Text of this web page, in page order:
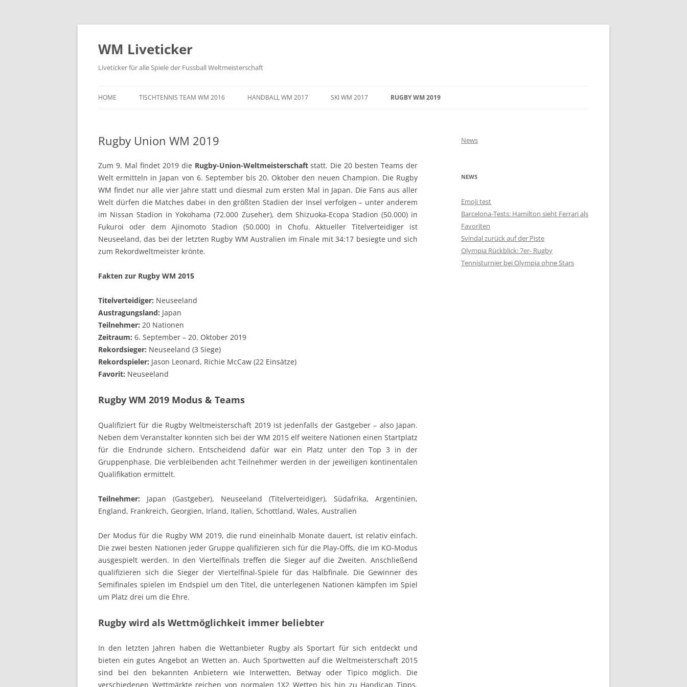
Zum
WM Liveticker
Liveticker für alle Spiele der Fussball Weltmeisterschaft
HOME TISCHTENNIS TEAM WM 2016 HANDBALL WM 2017 SKI WM 2017 RUGBY WM 2019
Rugby Union WM 2019
Zum 9. Mal findet 2019 die Rugby-Union-Weltmeisterschaftstatt. Die 20 besten Teams der
Welt ermitteln in Japan von 6. September bis 20. Oktober den neuen Champion. Die Rugby
WM findet nur alle vier Jahre statt und diesmal zum ersten Mal in Japan. Die Fans aus aller
Welt dürfen die Matches dabei in den größten Stadien der Insel verfolgen – unter anderem
im Nissan Stadion in Yokohama (72.000 Zuseher), dem Shizuoka-Ecopa Stadion (50.000) in
Fukuroi oder dem Ajinomoto Stadion (50.000) in Chofu. Aktueller Titelverteidiger ist
Neuseeland, das bei der letzten Rugby WM Australien im Finale mit 34:17 besiegte und sich
zum Rekordweltmeister krönte.
Fakten zur Rugby WM 2015
Titelverteidiger: Neuseeland
Austragungsland: Japan
Teilnehmer: 20 Nationen
Zeitraum: 6. September – 20. Oktober 2019
Rekordsieger: Neuseeland (3 Siege)
Rekordspieler: Jason Leonard, Richie McCaw (22 Einsätze)
Favorit: Neuseeland
Rugby WM 2019 Modus & Teams
Qualifiziert für die Rugby Weltmeisterschaft 2019 ist jedenfalls der Gastgeber – also Japan.
Neben dem Veranstalter konnten sich bei der WM 2015 elf weitere Nationen einen Startplatz
für die Endrunde sichern. Entscheidend dafür war ein Platz unter den Top 3 in der
Gruppenphase. Die verbleibenden acht Teilnehmer werden in der jeweiligen kontinentalen
Qualifikation ermittelt.
Teilnehmer: Japan (Gastgeber), Neuseeland (Titelverteidiger),
Südafrika, Argentinien,
England, Frankreich, Georgien, Irland, Italien, Schottland, Wales, Australien
Der Modus für die Rugby WM 2019, die rund eineinhalb Monate dauert, ist relativ einfach.
Die zwei besten Nationen jeder Gruppe qualifizieren sich für die Play-Offs, die im KO-Modus
ausgespielt werden. In den Viertelfinals treffen die Sieger auf die Zweiten. Anschließend
qualifizieren sich die Sieger der Viertelfinal-Spiele für das Halbfinale. Die Gewinner des
Semifinales spielen im Endspiel um den Titel, die unterlegenen Nationen kämpfen im Spiel
um Platz drei um die Ehre.
Rugby wird als Wettmöglichkeit immer beliebter
In den letzten Jahren haben die Wettanbieter Rugby als Sportart für sich entdeckt und
bieten ein gutes Angebot an Wetten an. Auch Sportwetten auf die Weltmeisterschaft 2015
sind bei den bekannten Anbietern wie Interwetten, Betway oder Tipico möglich. Die
verschiedenen Wettmärkte reichen von normalen 1X2 Wetten bis hin zu Handicap Tipps.
News
NEWS
Emoji test
Barcelona-Tests: Hamilton sieht Ferrari als
Favoriten
Svindal zurück auf der Piste
Olympia Rückblick: 7er- Rugby
Tennisturnier bei Olympia ohne Stars